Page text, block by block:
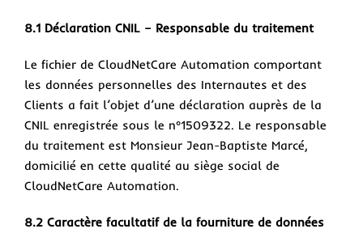
8.1 Déclaration CNIL – Responsable du traitement
Le fichier de CloudNetCare Automation comportant
les données personnelles des Internautes et des
Clients a fait l’objet d’une déclaration auprès de la
CNIL enregistrée sous le n°1509322. Le responsable
du traitement est Monsieur Jean-Baptiste Marcé,
domicilié en cette qualité au siège social de
CloudNetCare Automation.
8.2 Caractère facultatif de la fourniture de données